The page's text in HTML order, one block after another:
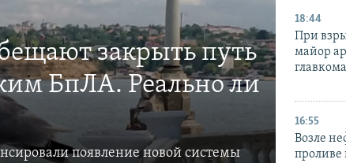
закрыть путь
БпЛА. Реально ли
появление новой системы
18:44
При
майор
16:55
Возле
проливе